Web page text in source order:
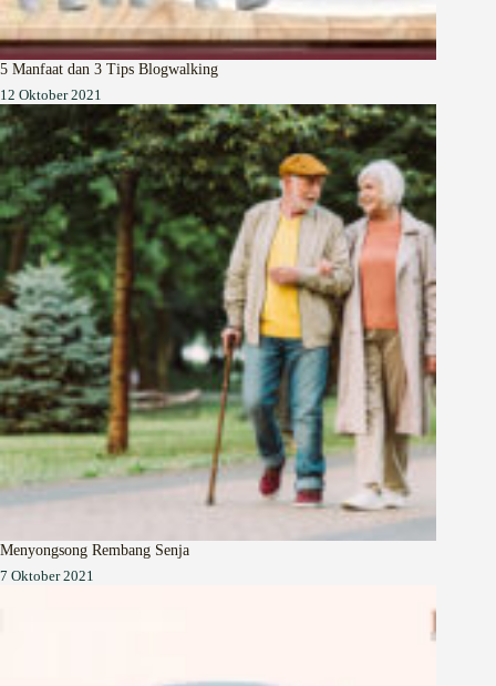
5 Manfaat dan 3 Tips Blogwalking
12 Oktober 2021
Menyongsong Rembang Senja
7 Oktober 2021